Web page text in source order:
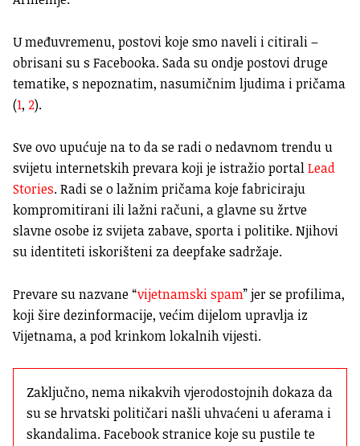
U međuvremenu, postovi koje smo naveli i citirali –
obrisani su s Facebooka. Sada su ondje postovi druge
tematike, s nepoznatim, nasumičnim ljudima i pričama
(1, 2).
Sve ovo upućuje na to da se radi o nedavnom trendu u
svijetu internetskih prevara koji je istražio portalLead
Stories. Radi se o lažnim pričama koje fabriciraju
kompromitirani ili lažni računi, a glavne su žrtve
slavne osobe iz svijeta zabave, sporta i politike. Njihovi
su identiteti iskorišteni za deepfake sadržaje.
Prevare su nazvane “vijetnamski spam” jer se profilima,
koji šire dezinformacije, većim dijelom upravlja iz
Vijetnama, a pod krinkom lokalnih vijesti.
Zaključno, nema nikakvih vjerodostojnih dokaza da
su se hrvatski političari našli uhvaćeni u aferama i
skandalima. Facebook stranice koje su pustile te